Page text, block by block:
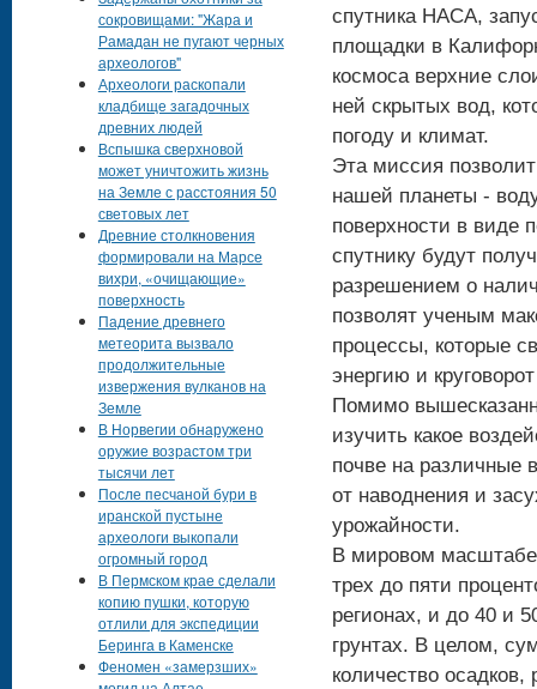
спутника НАСА,
площадки в
космоса верхние
ней скрытых вод,
погоду и климат.
Эта миссия
нашей планеты -
поверхности в виде
спутнику будут
разрешением о
позволят ученым
процессы, которые
энергию и
Помимо
изучить какое
почве на различные
от наводнения и
урожайности.
В мировом масштабе
трех до пяти
регионах, и до 40 и
грунтах. В целом,
количество осадков,
сокровищами: "Жара и
Рамадан не пугают черных
археологов"
Археологи раскопали
кладбище загадочных
древних людей
Вспышка сверхновой
может уничтожить жизнь
на Земле с расстояния 50
световых лет
Древние столкновения
формировали на Марсе
вихри, «очищающие»
поверхность
Падение древнего
метеорита вызвало
продолжительные
извержения вулканов на
Земле
В Норвегии обнаружено
оружие возрастом три
тысячи лет
После песчаной бури в
иранской пустыне
археологи выкопали
огромный город
В Пермском крае сделали
копию пушки, которую
отлили для экспедиции
Беринга в Каменске
Феномен «замерзших»